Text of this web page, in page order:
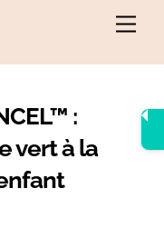
:
vert à la